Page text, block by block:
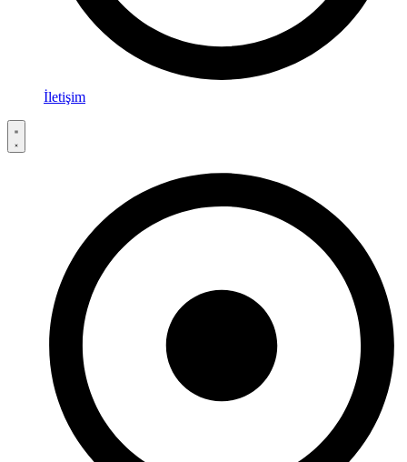
İletişim